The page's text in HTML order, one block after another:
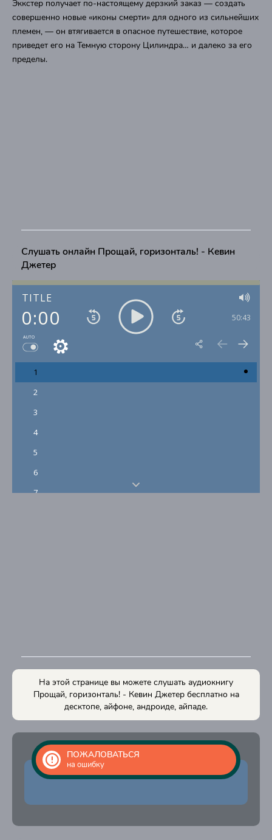
Эккстер получает по-настоящему дерзкий заказ — создать
совершенно новые «иконы смерти» для одного из сильнейших
племен, — он втягивается в опасное путешествие, которое
приведет его на Темную сторону Цилиндра… и далеко за его
пределы.
Слушать онлайн Прощай, горизонталь! - Кевин
Джетер
TITLE
0:00 50:43
AUTO
1
2
3
4
5
6
7
16
На этой странице вы можете слушать аудиокнигу
Прощай, горизонталь! - Кевин Джетер бесплатно на
десктопе, айфоне, андроиде, айпаде.
ПОЖАЛОВАТЬСЯ
на ошибку